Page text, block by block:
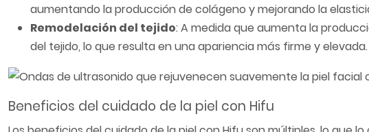
aumentando la producción de colágeno y mejorando la
Remodelación del tejido: A medida que aumenta la
del tejido, lo que resulta en una apariencia más firme y elevada.
Beneficios del cuidado de la piel con Hifu